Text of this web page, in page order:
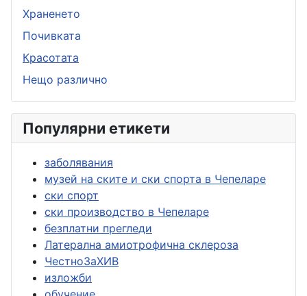
Храненето
Почивката
Красотата
Нещо различно
Популярни етикети
заболявания
музей на ските и ски спорта в Чепеларе
ски спорт
ски производство в Чепеларе
безплатни прегледи
Латерална амиотрофична склероза
ЧестноЗаХИВ
изложби